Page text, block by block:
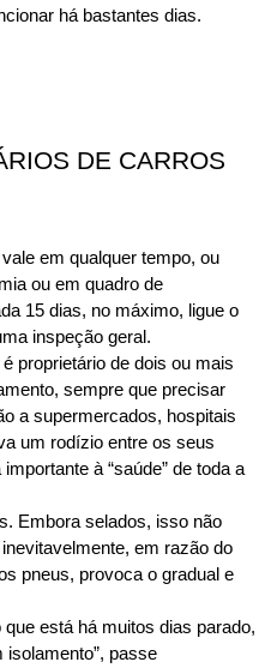
há bastantes dias.
DE CARROS
em qualquer tempo, ou
ou em quadro de
15 dias, no máximo, ligue o
inspeção geral.
proprietário de dois ou mais
sempre que precisar
a supermercados, hospitais
um rodízio entre os seus
à “saúde” de toda a
Embora selados, isso não
em razão do
pneus, provoca o gradual e
está há muitos dias parado,
isolamento”, passe